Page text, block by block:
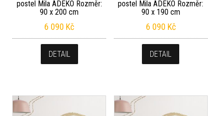
postel Mila ADEKO Rozměr:
90 x 200 cm
6 090 Kč
DETAIL
postel Mila ADEKO Rozměr:
90 x 190 cm
6 090 Kč
DETAIL